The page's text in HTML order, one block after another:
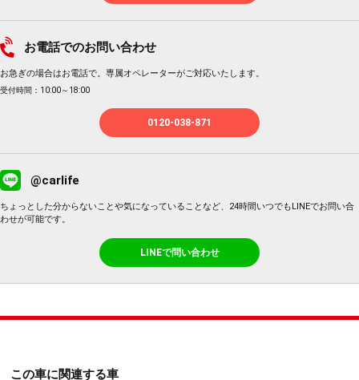
お電話でのお問い合わせ
お急ぎの場合はお電話で。専属オペレーターがご対応いたします。
受付時間：10:00～18:00
0120-038-871
@carlife
ちょっとした分からないことや気になっていることなど、24時間いつでもLINEでお問い合
わせが可能です。
LINEで問い合わせ
この車に関連する車